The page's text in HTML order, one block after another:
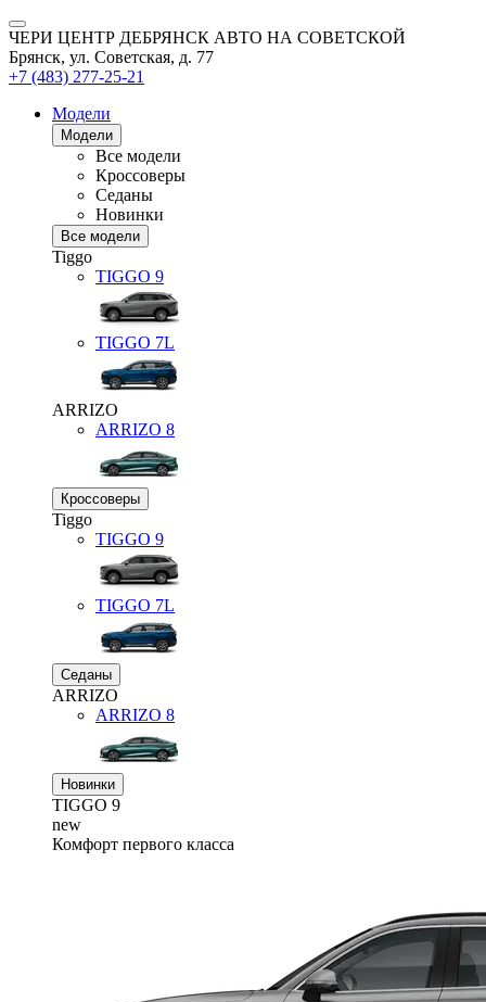
ЧЕРИ ЦЕНТР ДЕБРЯНСК АВТО НА СОВЕТСКОЙ
Брянск, ул. Советская, д. 77
+7 (483) 277-25-21
Модели
Модели
Все модели
Кроссоверы
Седаны
Новинки
Все модели
Tiggo
TIGGO 9
TIGGO 7L
ARRIZO
ARRIZO 8
Кроссоверы
Tiggo
TIGGO 9
TIGGO 7L
Седаны
ARRIZO
ARRIZO 8
Новинки
TIGGO 9
new
Комфорт первого класса